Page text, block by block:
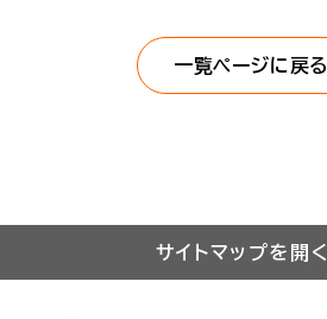
一覧ページに戻る
サイトマップを開く